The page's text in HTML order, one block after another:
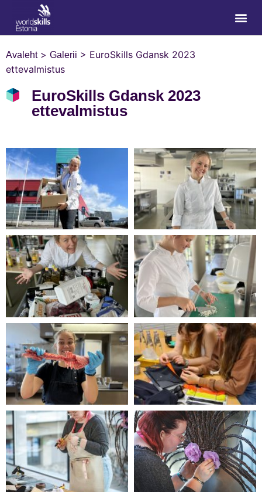
Avaleht> Galerii > EuroSkills Gdansk 2023
ettevalmistus
EuroSkills Gdansk 2023
ettevalmistus